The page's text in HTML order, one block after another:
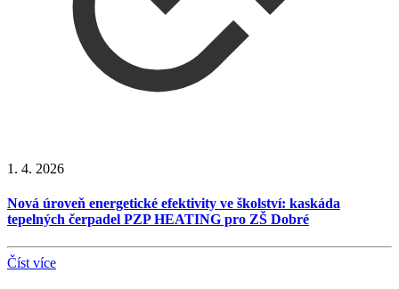
1. 4. 2026
Nová úroveň energetické efektivity ve školství: kaskáda
tepelných čerpadel PZP HEATING pro ZŠ Dobré
Číst více